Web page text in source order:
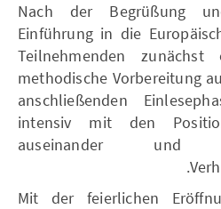
Nach der Begrüßung
Einführung in die
Teilnehmenden
methodische Vorbereitung
anschließenden
intensiv mit den
auseinander und
Mit der feierlichen